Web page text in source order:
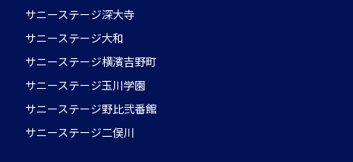
サニーステージ深大寺
サニーステージ大和
サニーステージ横濱吉野町
サニーステージ玉川学園
サニーステージ野比弐番館
サニーステージ二俣川